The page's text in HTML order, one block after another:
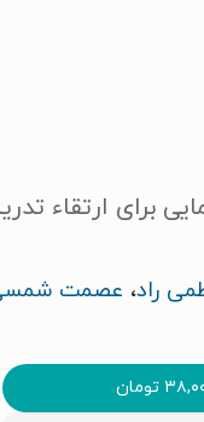
برای ارتقاء
راد، عصمت
تومان